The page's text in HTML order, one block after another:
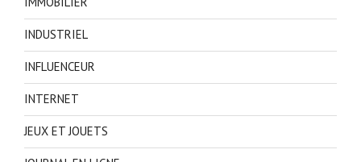
INDUSTRIEL
INFLUENCEUR
INTERNET
JEUX ET JOUETS